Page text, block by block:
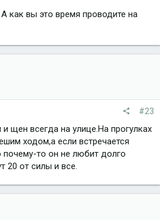
как вы это время проводите на
#23
щен всегда на улице.На прогулках
ходом,а если встречается
почему-то он не любит долго
20 от силы и все.